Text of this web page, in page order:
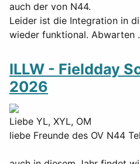
auch der von N44.
Leider ist die Integration in
wieder funktional. Abwarten
ILLW - Fieldday
2026
Liebe YL, XYL, OM
liebe Freunde des OV N44